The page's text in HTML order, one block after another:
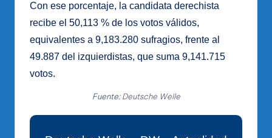
Con ese porcentaje, la candidata derechista
recibe el 50,113 % de los votos válidos,
equivalentes a 9,183.280 sufragios, frente al
49.887 del izquierdistas, que suma 9,141.715
votos.
Fuente:Deutsche Welle